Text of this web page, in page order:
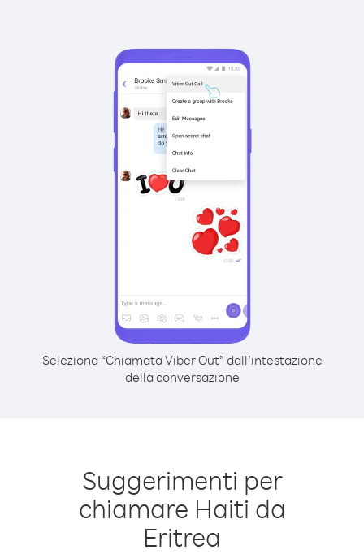
Seleziona “Chiamata Viber Out” dall’intestazione
della conversazione
Suggerimenti per
chiamare Haiti da
Eritrea